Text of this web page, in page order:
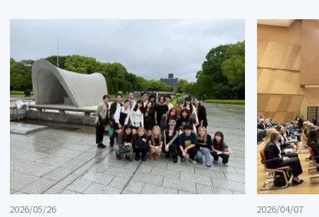
2026/05/26 2026/04/07